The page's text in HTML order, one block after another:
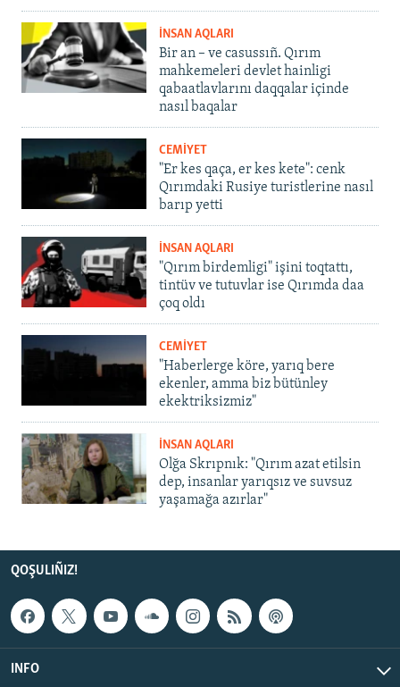
İNSAN AQLARI
Bir an – ve casussıñ. Qırım
mahkemeleri devlet hainligi
qabaatlavlarını daqqalar içinde
nasıl baqalar
CEMİYET
"Er kes qaça, er kes kete": cenk
Qırımdaki Rusiye turistlerine nasıl
barıp yetti
İNSAN AQLARI
"Qırım birdemligi" işini toqtattı,
tintüv ve tutuvlar ise Qırımda daa
çoq oldı
CEMİYET
"Haberlerge köre, yarıq bere
ekenler, amma biz bütünley
ekektriksizmiz"
İNSAN AQLARI
Olğa Skrıpnık: "Qırım azat etilsin
dep, insanlar yarıqsız ve suvsuz
yaşamağa azırlar"
QOŞULIÑIZ!
INFO